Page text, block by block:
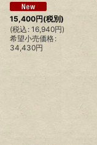
15,400円(税別)
(税込 : 16,940円)
希望小売価格:
34,430円